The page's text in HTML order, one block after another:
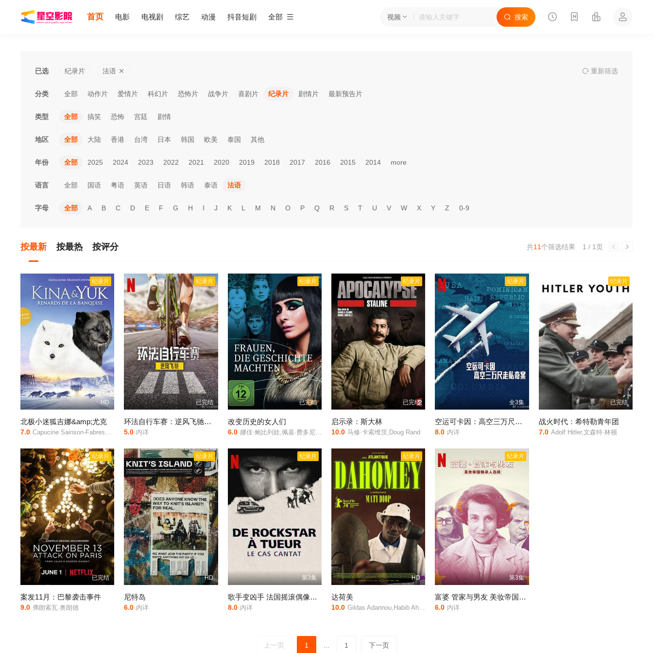
视频 搜索
首页 电影 电视剧 综艺 动漫 抖音短剧 全部
已选 纪录片 法语 重新筛选
分类 全部 动作片 爱情片 科幻片 恐怖片 战争片 喜剧片 纪录片 剧情片 最新预告片
类型 全部 搞笑 恐怖 宫廷 剧情
地区 全部 大陆 香港 台湾 日本 韩国 欧美 泰国 其他
年份 全部 2025 2024 2023 2022 2021 2020 2019 2018 2017 2016 2015 2014 more
语言 全部 国语 粤语 英语 日语 韩语 泰语 法语
字母 全部 A B C D E F G H I J K L M N O P Q R S T U V W X Y Z 0-9
按最新 按最热 按评分 1 / 1页
共11个筛选结果
纪录片
HD
北极小迷狐吉娜&amp;尤克
7.0 Capucine Sainson-Fabresse,科琳娜·马谢罗
纪录片
已完结
环法自行车赛：逆风飞驰第三季
5.0 内详
纪录片
已完结
改变历史的女人们
6.0 娜佳·鲍比列娃,佩嘉·费多尼,丽芙·丽莎·弗赖斯,马琳·罗瑟
纪录片
已完结
启示录：斯大林
10.0 马修·卡索维茨,Doug Rand
纪录片
全3集
空运可卡因：高空三万尺走私奇案
8.0 内详
纪录片
已完结
战火时代：希特勒青年团
7.0 Adolf Hitler,文森特·林顿
纪录片
已完结
案发11月：巴黎袭击事件
9.0 弗朗索瓦·奥朗德
纪录片
HD
尼特岛
6.0 内详
纪录片
第3集
歌手变凶手 法国摇滚偶像情杀谜案
8.0 内详
纪录片
HD
达荷美
10.0 Gildas Adannou,Habib Ahandessi,Joséa Guedje
纪录片
第3集
富婆 管家与男友 美妆帝国继承人丑闻
6.0 内详
上一页 1 1 下一页